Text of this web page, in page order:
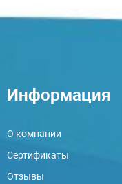
Информация
О компании
Сертификаты
Отзывы